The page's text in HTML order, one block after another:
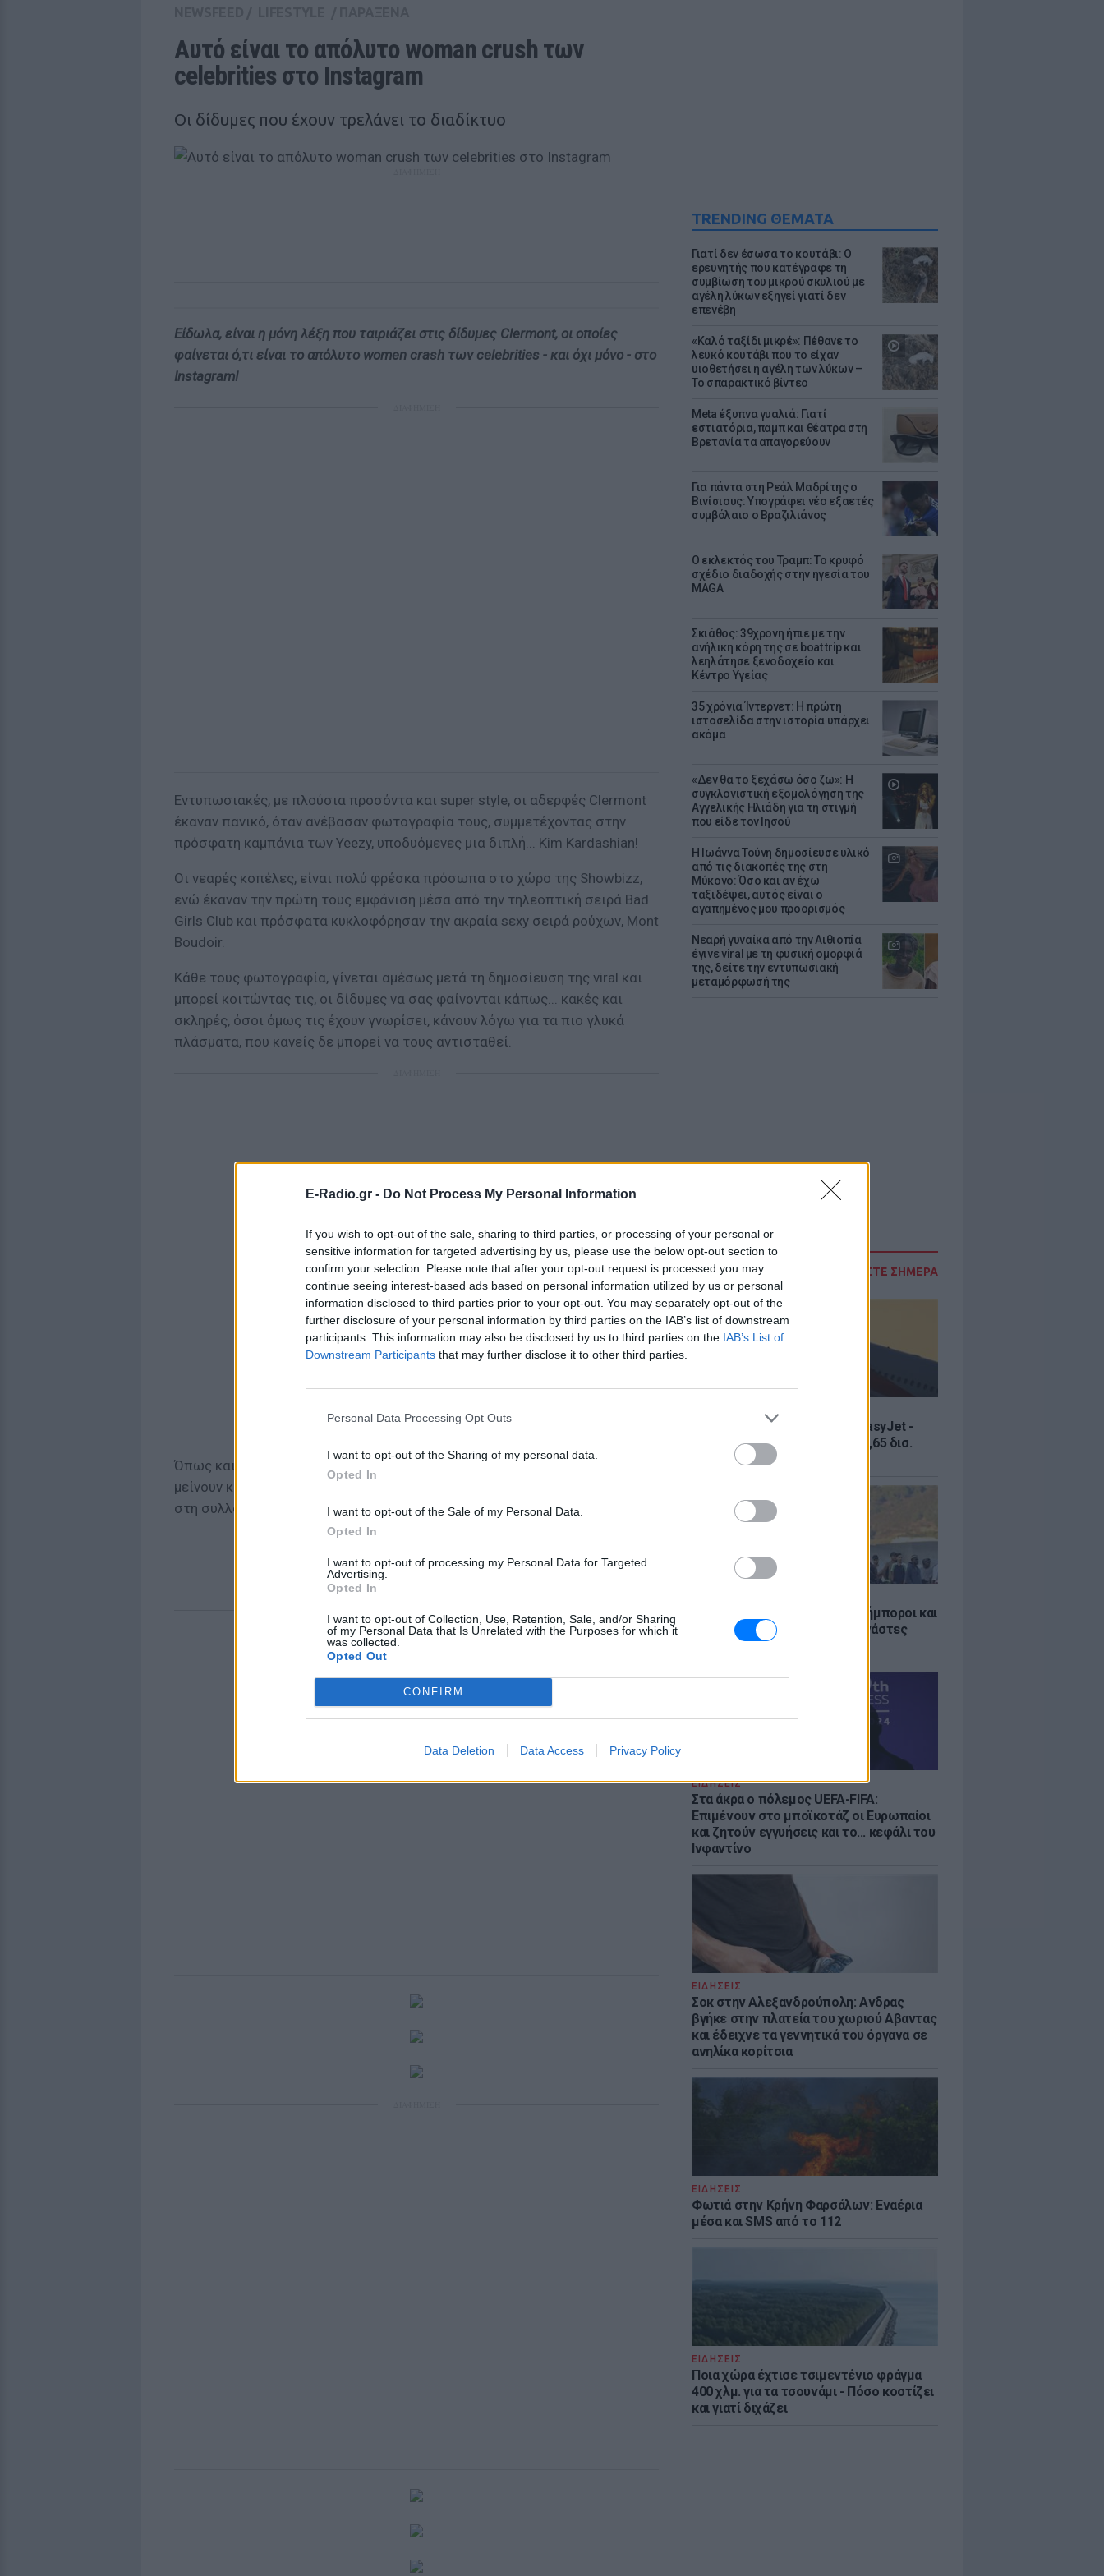
E-Radio.gr - Do Not Process My Personal Information
If you wish to opt-out of the sale, sharing to third parties, or processing of your personal or
sensitive information for targeted advertising by us, please use the below opt-out section to
confirm your selection. Please note that after your opt-out request is processed you may
continue seeing interest-based ads based on personal information utilized by us or personal
information disclosed to third parties prior to your opt-out. You may separately opt-out of the
further disclosure of your personal information by third parties on the IAB’s list of downstream
participants. This information may also be disclosed by us to third parties on the IAB’s List of
Downstream Participants that may further disclose it to other third parties.
Personal Data Processing Opt Outs
I want to opt-out of the Sharing of my personal data.
Opted In
I want to opt-out of the Sale of my Personal Data.
Opted In
I want to opt-out of processing my Personal Data for Targeted
Advertising.
Opted In
I want to opt-out of Collection, Use, Retention, Sale, and/or Sharing
of my Personal Data that Is Unrelated with the Purposes for which it
was collected.
Opted Out
CONFIRM
Data Deletion Data Access Privacy Policy
TRENDING ΘΕΜΑΤΑ
Γιατί δεν έσωσα το κουτάβι: Ο
ερευνητής που κατέγραφε τη
συμβίωση του μικρού σκυλιού με
αγέλη λύκων εξηγεί γιατί δεν
επενέβη
«Καλό ταξίδι μικρέ»: Πέθανε το
λευκό κουτάβι που το είχαν
υιοθετήσει η αγέλη των λύκων –
Το σπαρακτικό βίντεο
Meta έξυπνα γυαλιά: Γιατί
εστιατόρια, παμπ και θέατρα στη
Βρετανία τα απαγορεύουν
Για πάντα στη Ρεάλ Μαδρίτης ο
Βινίσιους: Υπογράφει νέο εξαετές
συμβόλαιο ο Βραζιλιάνος
Ο εκλεκτός του Τραμπ: Το κρυφό
σχέδιο διαδοχής στην ηγεσία του
MAGA
Σκιάθος: 39χρονη ήπιε με την
ανήλικη κόρη της σε boat trip και
λεηλάτησε ξενοδοχείο και
Κέντρο Υγείας
35 χρόνια Ίντερνετ: Η πρώτη
ιστοσελίδα στην ιστορία υπάρχει
ακόμα
«Δεν θα το ξεχάσω όσο ζω»: Η
συγκλονιστική εξομολόγηση της
Αγγελικής Ηλιάδη για τη στιγμή
που είδε τον Ιησού
Η Ιωάννα Τούνη δημοσίευσε υλικό
από τις διακοπές της στη
Μύκονο: Όσο και αν έχω
ταξιδέψει, αυτός είναι ο
αγαπημένος μου προορισμός
Νεαρή γυναίκα από την Αιθιοπία
έγινε viral με τη φυσική ομορφιά
της, δείτε την εντυπωσιακή
μεταμόρφωσή της
ΔΙΑΒΑΣΤΕ ΣΗΜΕΡΑ
Συμφωνία εξαγοράς για την EasyJet -
Στην αμερικανική Appolo για 6,65 δισ.
Θέουτα: «Οι κάτοικοι είναι ανήμποροι και
γεμάτοι αγωνία» - 5.000 μετανάστες
παραμένουν στην περιοχή
ΕΙΔΗΣΕΙΣ
Στα άκρα ο πόλεμος UEFA-FIFA:
Επιμένουν στο μποϊκοτάζ οι Ευρωπαίοι
και ζητούν εγγυήσεις και το... κεφάλι του
Ινφαντίνο
ΕΙΔΗΣΕΙΣ
Σοκ στην Αλεξανδρούπολη: Ανδρας
βγήκε στην πλατεία του χωριού Αβαντας
και έδειχνε τα γεννητικά του όργανα σε
ανηλίκα κορίτσια
ΕΙΔΗΣΕΙΣ
Φωτιά στην Κρήνη Φαρσάλων: Εναέρια
μέσα και SMS από το 112
ΕΙΔΗΣΕΙΣ
Ποια χώρα έχτισε τσιμεντένιο φράγμα
400 χλμ. για τα τσουνάμι - Πόσο κοστίζει
και γιατί διχάζει
Αυτό είναι το απόλυτο woman crush των
celebrities στο Instagram
Οι δίδυμες που έχουν τρελάνει το διαδίκτυο
Είδωλα, είναι η μόνη λέξη που ταιριάζει στις δίδυμες Clermont, οι οποίες
φαίνεται ό,τι είναι το απόλυτο women crash των celebrities - και όχι μόνο - στο
Instagram!
Εντυπωσιακές, με πλούσια προσόντα και super style, οι αδερφές Clermont
έκαναν πανικό, όταν ανέβασαν φωτογραφία τους, συμμετέχοντας στην
πρόσφατη καμπάνια των Yeezy, υποδυόμενες μια διπλή... Kim Kardashian!
Οι νεαρές κοπέλες, είναι πολύ φρέσκα πρόσωπα στο χώρο της Showbizz,
ενώ έκαναν την πρώτη τους εμφάνιση μέσα από την τηλεοπτική σειρά Bad
Girls Club και πρόσφατα κυκλοφόρησαν την ακραία sεxy σειρά ρούχων, Mont
Boudoir.
Κάθε τους φωτογραφία, γίνεται αμέσως μετά τη δημοσίευση της viral και
μπορεί κοιτώντας τις, οι δίδυμες να σας φαίνονται κάπως... κακές και
σκληρές, όσοι όμως τις έχουν γνωρίσει, κάνουν λόγω για τα πιο γλυκά
πλάσματα, που κανείς δε μπορεί να τους αντισταθεί.
Όπως και να έχει, όλα δείχνουν ό,τι οι αδερφές Clermont ήρθαν για να
μείνουν και όλες οι διάσημες κυρίες αδημονούν να δουν τι καλό θα βγάλουν
στη συλλογή ρούχων τους!